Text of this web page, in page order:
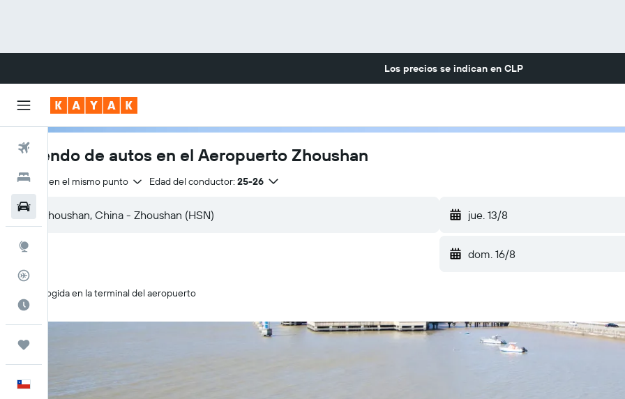
Los precios se indican en CLP
Vuelos
Hoteles
Español
Arriendo de autos en el Aeropuerto Zhoushan
Entrega en el mismo punto Edad del conductor: 25-26
jue. 13/8
dom. 16/8
Recogida en la terminal del aeropuerto